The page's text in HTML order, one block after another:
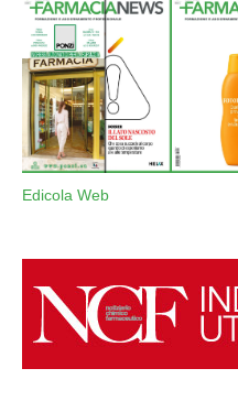
Edicola Web